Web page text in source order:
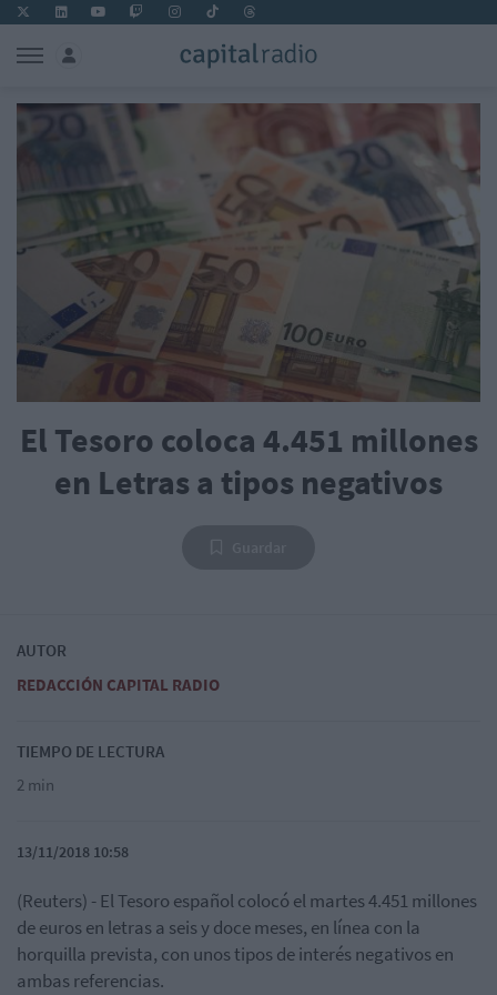
El Tesoro coloca 4.451 millones
en Letras a tipos negativos
AUTOR
REDACCIÓN CAPITAL RADIO
TIEMPO DE LECTURA
2 min
13/11/2018 10:58
(Reuters) - El Tesoro español colocó el martes 4.451 millones
de euros en letras a seis y doce meses, en línea con la
horquilla prevista, con unos tipos de interés negativos en
ambas referencias.